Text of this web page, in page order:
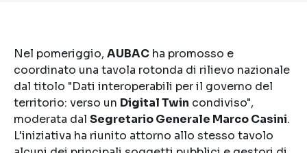
Nel pomeriggio, AUBAC ha promosso e
coordinato una tavola rotonda di rilievo nazionale
dal titolo "Dati interoperabili per il governo del
territorio: verso un Digital Twin condiviso",
moderata dal Segretario Generale Marco Casini.
L'iniziativa ha riunito attorno allo stesso tavolo